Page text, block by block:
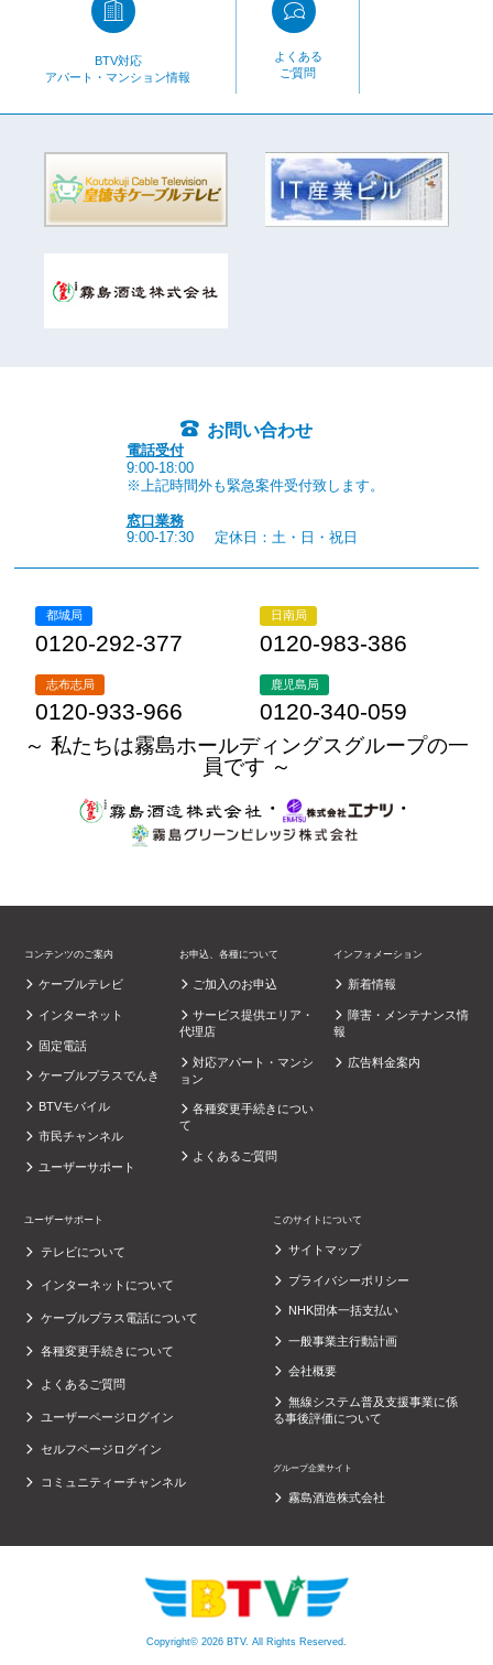
BTV対応
アパート・マンション情報
よくある
ご質問
お問い合わせ
電話受付
9:00-18:00
※上記時間外も緊急案件受付致します。
窓口業務
9:00-17:30
定休日：土・日・祝日
都城局
0120-292-377
日南局
0120-983-386
志布志局
0120-933-966
鹿児島局
0120-340-059
～ 私たちは霧島ホールディングスグループの一
員です ～
・
・
コンテンツのご案内
ケーブルテレビ
インターネット
固定電話
ケーブルプラスでんき
BTVモバイル
市民チャンネル
ユーザーサポート
お申込、各種について
ご加入のお申込
サービス提供エリア・
代理店
対応アパート・マンシ
ョン
各種変更手続きについ
て
よくあるご質問
インフォメーション
新着情報
障害・メンテナンス情
報
広告料金案内
ユーザーサポート
テレビについて
インターネットについて
ケーブルプラス電話について
各種変更手続きについて
よくあるご質問
ユーザーページログイン
セルフページログイン
コミュニティーチャンネル
このサイトについて
サイトマップ
プライバシーポリシー
NHK団体一括支払い
一般事業主行動計画
会社概要
無線システム普及支援事業に係
る事後評価について
グループ企業サイト
霧島酒造株式会社
Copyright© 2026 BTV. All Rights Reserved.